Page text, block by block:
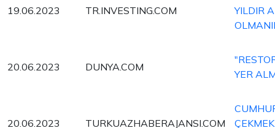
19.06.2023 TR.INVESTING.COM
YILDIR
20.06.2023 DUNYA.COM
YER
20.06.2023 TURKUAZHABERAJANSI.COM